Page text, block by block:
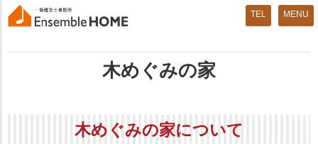
MENU
木めぐみの家
木めぐみの家について